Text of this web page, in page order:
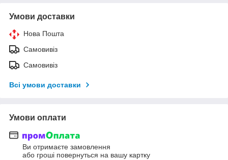
Умови доставки
Нова Пошта
Самовивіз
Самовивіз
Всі умови доставки
Умови оплати
Ви отримаєте замовлення
або гроші повернуться на вашу картку